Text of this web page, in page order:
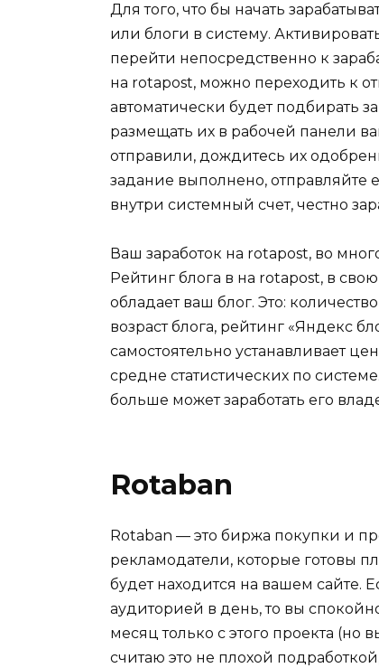
Для того, что бы начать
или блоги в систему.
перейти непосредственно к
на rotapost, можно переходить к
автоматически будет подбирать
размещать их в рабочей панели
отправили, дождитесь их
задание выполнено, отправляйте
внутри системный счет, честно
Ваш заработок на rotapost, во
Рейтинг блога в на rotapost, в
обладает ваш блог. Это:
возраст блога, рейтинг «Яндекс
самостоятельно устанавливает
средне статистических по
больше может заработать его
Rotaban
Rotaban — это биржа покупки и
рекламодатели, которые готовы
будет находится на вашем сайте.
аудиторией в день, то вы
месяц только с этого проекта (но
считаю это не плохой